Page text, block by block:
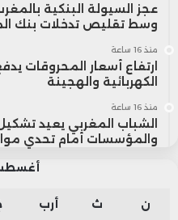
وسط تقليص تدخلات بنك
منذ 16 ساعة
ارتفاع أسعار المحروقات
الكهربائية والهجينة
منذ 16 ساعة
الشباب المغربي يعيد
والمؤسسات أمام تحدي
أغسطس
ن ث أرب